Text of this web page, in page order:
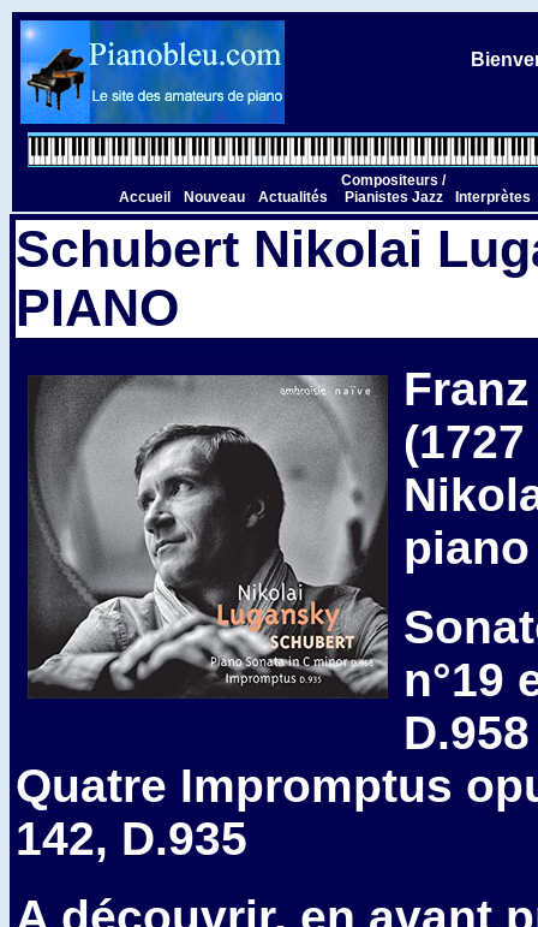
Accueil Nouveau Actualités
Compositeurs /
Pianistes Jazz
Interprètes
Schubert Nikolai
PIANO
piano
n°19
D.958
Quatre Impromptus
142, D.935
A découvrir, en avant